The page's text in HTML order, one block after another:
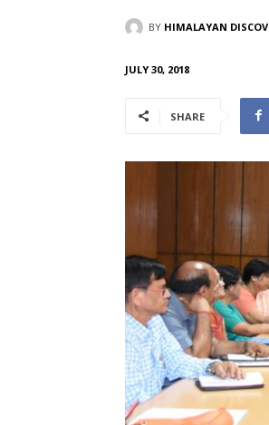
BY HIMALAYAN
JULY 30, 2018
SHARE